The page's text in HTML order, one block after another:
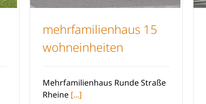
mehrfamilienhaus 15
wohneinheiten
Mehrfamilienhaus Runde Straße
Rheine [...]